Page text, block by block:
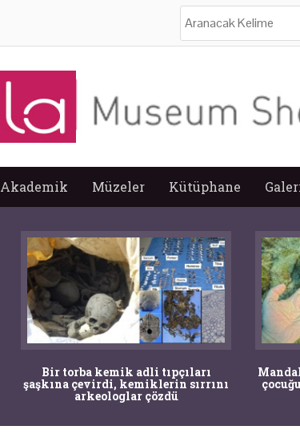
Akademik Müzeler Kütüphane
Bir torba kemik adli tıpçıları
şaşkına çevirdi, kemiklerin sırrını
arkeologlar çözdü